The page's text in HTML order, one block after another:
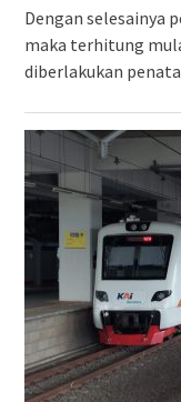
Dengan selesainya
maka terhitung
diberlakukan